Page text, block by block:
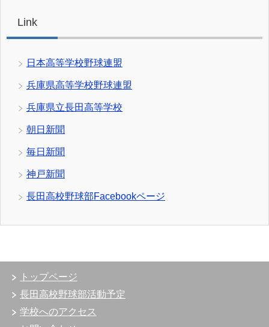
Link
日本高等学校野球連盟
兵庫県高等学校野球連盟
兵庫県立長田高等学校
朝日新聞
毎日新聞
神戸新聞
長田高校野球部Facebookページ
トップページ
長田高校野球部活動予定
学校へのアクセス